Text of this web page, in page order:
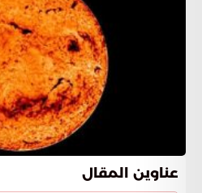
عناوين المقال